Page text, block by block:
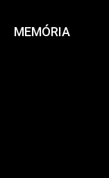
MEMÓRIA